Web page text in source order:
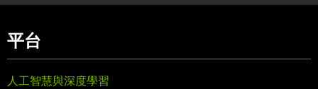
平台
人工智慧與深度學習